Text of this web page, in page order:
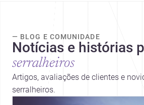
— BLOG E COMUNIDADE
Notícias e histórias
serralheiros
Artigos, avaliações de clientes e
serralheiros.